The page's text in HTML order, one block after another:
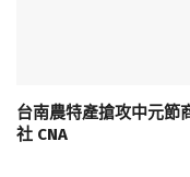
台南農特產搶攻中元
社 CNA